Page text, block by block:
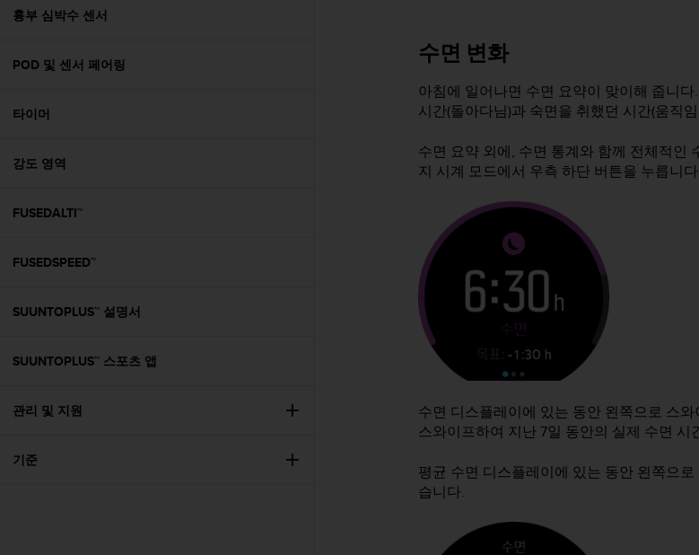
흉부 심박수 센서
POD 및 센서 페어링
타이머
강도 영역
FUSEDALTI™
FUSEDSPEED™
SUUNTOPLUS™ 설명서
SUUNTOPLUS™ 스포츠 앱
관리 및 지원
기준
수면 변화
아침에 일어나면 수면 요약이 맞이해 줍니
시간(돌아다님)과 숙면을 취했던 시간(움직
수면 요약 외에, 수면 통계와 함께 전체적인
지 시계 모드에서 우측 하단 버튼을 누릅니
수면 디스플레이에 있는 동안 왼쪽으로 스
스와이프하여 지난 7일 동안의 실제 수면 시
평균 수면 디스플레이에 있는 동안 왼쪽으
습니다.